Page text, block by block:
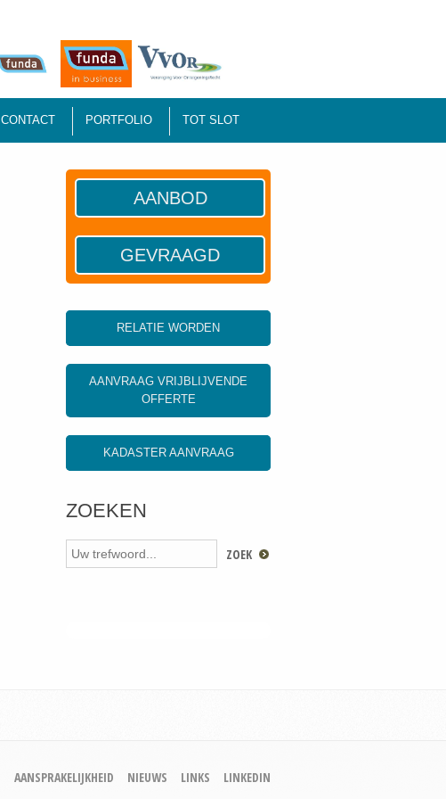
CONTACT PORTFOLIO TOT SLOT
AANBOD
GEVRAAGD
RELATIE WORDEN
AANVRAAG VRIJBLIJVENDE
OFFERTE
KADASTER AANVRAAG
ZOEKEN
AANSPRAKELIJKHEID NIEUWS LINKS LINKEDIN